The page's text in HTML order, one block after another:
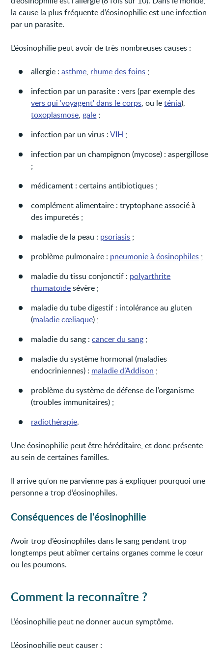
la cause la plus fréquente d’éosinophilie est une infection
par un parasite.
L’éosinophilie peut avoir de très nombreuses causes :
allergie :asthme, rhume des foins ;
infection par un parasite : vers (par exemple des
vers qui 'voyagent' dans le corps, ou leténia),
toxoplasmose, gale ;
infection par un virus :VIH ;
infection par un champignon (mycose) : aspergillose
;
médicament : certains antibiotiques ;
complément alimentaire : tryptophane associé à
des impuretés ;
maladie de la peau : psoriasis ;
problème pulmonaire : pneumonie à éosinophiles ;
maladie du tissu conjonctif : polyarthrite
rhumatoïdesévère ;
maladie du tube digestif : intolérance au gluten
(maladie cœliaque) ;
maladie du sang :cancer du sang ;
maladie du système hormonal (maladies
endocriniennes) : maladie d’Addison ;
problème du système de défense de l’organisme
(troubles immunitaires) ;
radiothérapie.
Une éosinophilie peut être héréditaire, et donc présente
au sein de certaines familles.
Il arrive qu'on ne parvienne pas à expliquer pourquoi une
personne a trop d’éosinophiles.
Conséquences de l'éosinophilie
Avoir trop d’éosinophiles dans le sang pendant trop
longtemps peut abîmer certains organes comme le cœur
ou les poumons.
Comment la reconnaître ?
L’éosinophilie peut ne donner aucun symptôme.
L’éosinophilie peut causer :